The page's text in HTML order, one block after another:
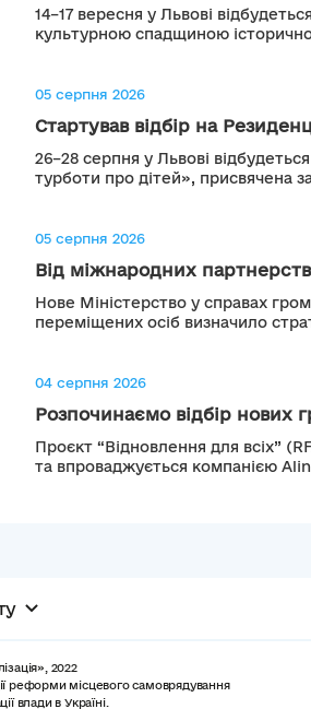
14–17 вересня у Львові
культурною спадщиною
05 серпня 2026
Стартував відбір на
26–28 серпня у Львові
турботи про дітей», присвячена
05 серпня 2026
Від міжнародних
Нове Міністерство у справах
переміщених осіб визначило
04 серпня 2026
Розпочинаємо відбір нових
Проєкт “Відновлення для всіх”
та впроваджується компанією
2022
реформи місцевого самоврядування
влади в Україні.